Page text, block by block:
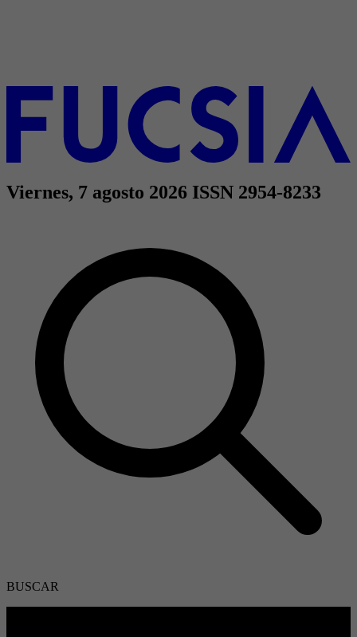
Viernes, 7 agosto 2026 ISSN 2954-8233
BUSCAR